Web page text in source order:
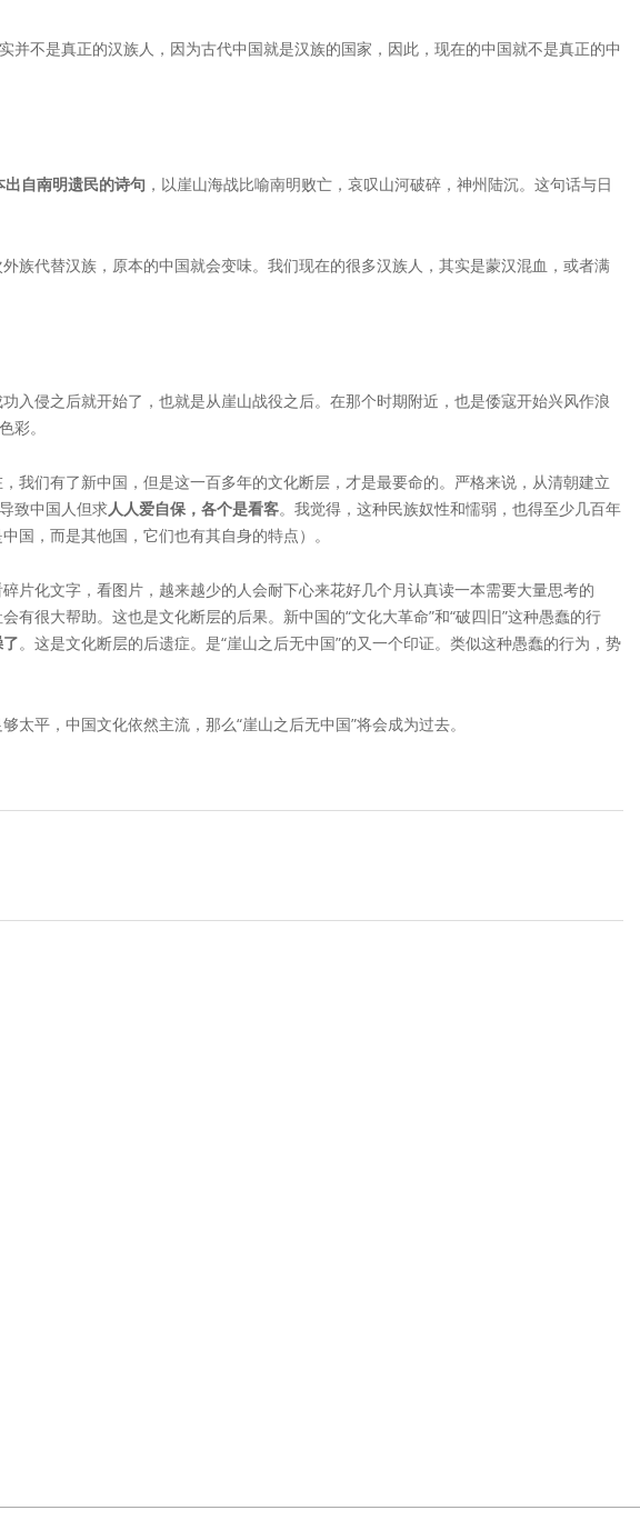
不是真正的汉族人，因为古代中国就是汉族的国家，因此，现在的中国就不是真正的中
出自南明遗民的诗句 ，以崖山海战比喻南明败亡，哀叹山河破碎，神州陆沉。这句话与日
族代替汉族，原本的中国就会变味。我们现在的很多汉族人，其实是蒙汉混血，或者满
入侵之后就开始了，也就是从崖山战役之后。在那个时期附近，也是倭寇开始兴风作浪
彩。
我们有了新中国，但是这一百多年的文化断层，才是最要命的。严格来说，从清朝建立
致中国人但求人人爱自保，各个是看客。我觉得，这种民族奴性和懦弱，也得至少几百年
国，而是其他国，它们也有其自身的特点）。
片化文字，看图片，越来越少的人会耐下心来花好几个月认真读一本需要大量思考的
很大帮助。这也是文化断层的后果。新中国的“文化大革命”和“破四旧”这种愚蠢的行
。这是文化断层的后遗症。是“崖山之后无中国”的又一个印证。类似这种愚蠢的行为，势
平，中国文化依然主流，那么“崖山之后无中国”将会成为过去。